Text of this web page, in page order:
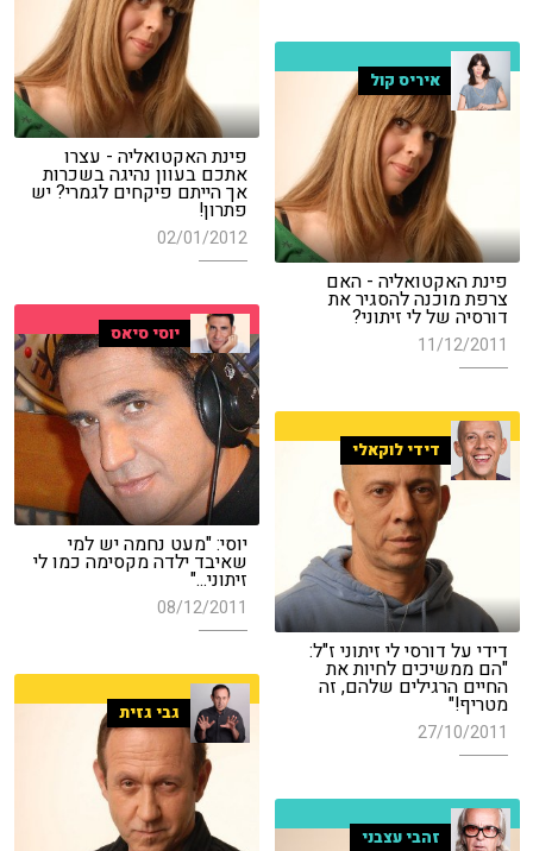
פינת האקטואליה - עצרו
אתכם בעוון נהיגה בשכרות
אך הייתם פיקחים לגמרי? יש
פתרון!
02/01/2012
איריס קול
פינת האקטואליה - האם
צרפת מוכנה להסגיר את
דורסיה של לי זיתוני?
11/12/2011 יוסי סיאס
יוסי: "מעט נחמה יש למי
שאיבד ילדה מקסימה כמו לי
זיתוני..."
08/12/2011
דידי לוקאלי
דידי על דורסי לי זיתוני ז"ל:
"הם ממשיכים לחיות את
החיים הרגילים שלהם, זה
מטריף!"
27/10/2011
גבי גזית
זהבי עצבני